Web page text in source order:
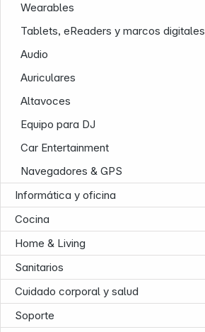
Wearables
Tablets, eReaders y marcos digitales
Audio
Auriculares
Altavoces
Equipo para DJ
Car Entertainment
Navegadores & GPS
Informática y oficina
Cocina
Home & Living
Sanitarios
Cuidado corporal y salud
Soporte